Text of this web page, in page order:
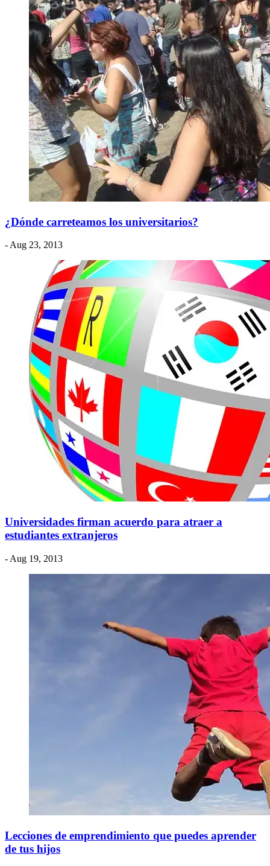
¿Dónde carreteamos los universitarios?
- Aug 23, 2013
Universidades firman acuerdo para atraer a
estudiantes extranjeros
- Aug 19, 2013
Lecciones de emprendimiento que puedes aprender
de tus hijos